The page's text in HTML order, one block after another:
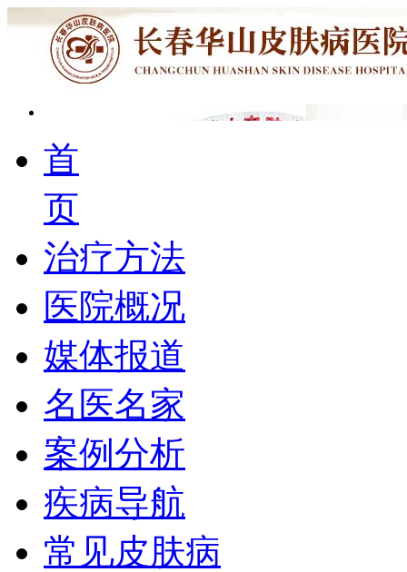
首
页
治疗方法
医院概况
媒体报道
名医名家
案例分析
疾病导航
常见皮肤病